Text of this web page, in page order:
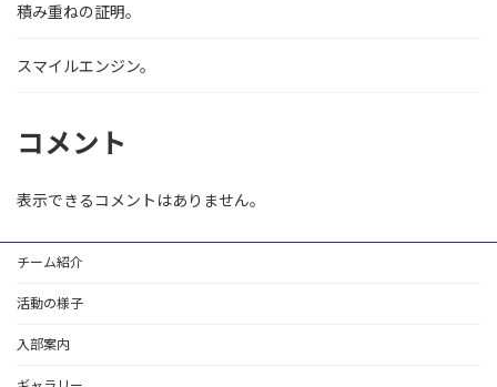
積み重ねの証明。
スマイルエンジン。
コメント
表示できるコメントはありません。
チーム紹介
活動の様子
入部案内